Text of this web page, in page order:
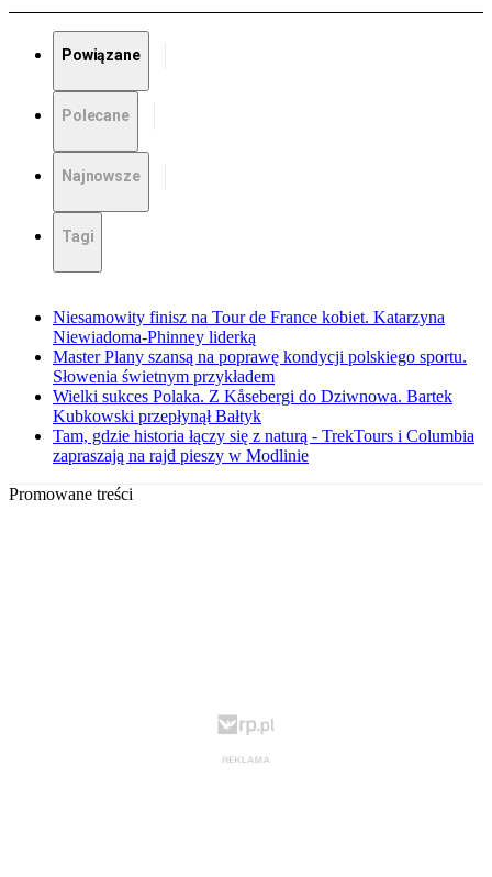
Powiązane
Polecane
Najnowsze
Tagi
Niesamowity finisz na Tour de France kobiet. Katarzyna
Niewiadoma-Phinney liderką
Master Plany szansą na poprawę kondycji polskiego sportu.
Słowenia świetnym przykładem
Wielki sukces Polaka. Z Kåsebergi do Dziwnowa. Bartek
Kubkowski przepłynął Bałtyk
Tam, gdzie historia łączy się z naturą - TrekTours i Columbia
zapraszają na rajd pieszy w Modlinie
Promowane treści